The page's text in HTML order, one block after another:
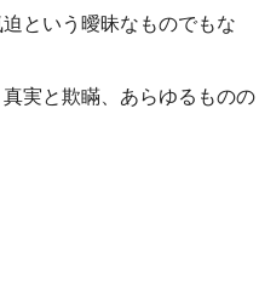
という曖昧なものでもな
実と欺瞞、あらゆるものの